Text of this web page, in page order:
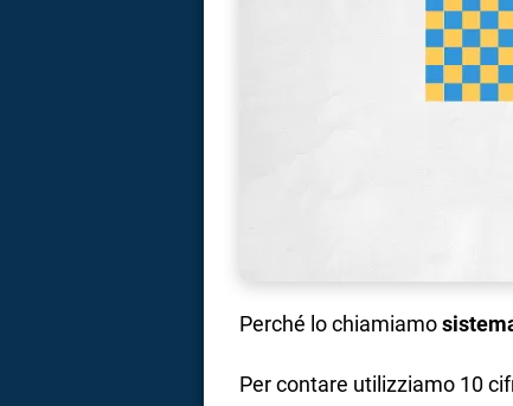
Perché lo chiamiamo
Per contare utilizziamo 10